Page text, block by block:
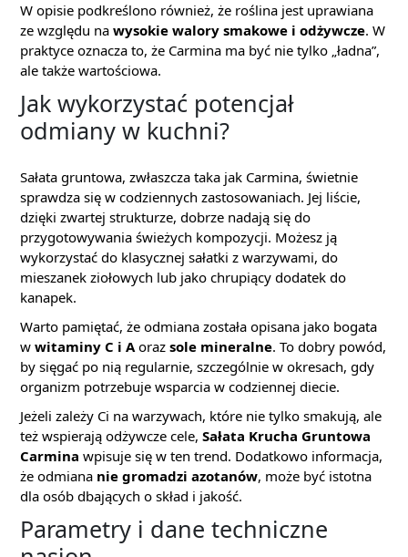
W opisie podkreślono również, że roślina jest uprawiana
ze względu na wysokie walory smakowe i odżywcze. W
praktyce oznacza to, że Carmina ma być nie tylko „ładna”,
ale także wartościowa.
Jak wykorzystać potencjał
odmiany w kuchni?
Sałata gruntowa, zwłaszcza taka jak Carmina, świetnie
sprawdza się w codziennych zastosowaniach. Jej liście,
dzięki zwartej strukturze, dobrze nadają się do
przygotowywania świeżych kompozycji. Możesz ją
wykorzystać do klasycznej sałatki z warzywami, do
mieszanek ziołowych lub jako chrupiący dodatek do
kanapek.
Warto pamiętać, że odmiana została opisana jako bogata
w witaminy C i Aoraz sole mineralne. To dobry powód,
by sięgać po nią regularnie, szczególnie w okresach, gdy
organizm potrzebuje wsparcia w codziennej diecie.
Jeżeli zależy Ci na warzywach, które nie tylko smakują, ale
też wspierają odżywcze cele, Sałata Krucha Gruntowa
Carmina wpisuje się w ten trend. Dodatkowo informacja,
że odmiana nie gromadzi azotanów, może być istotna
dla osób dbających o skład i jakość.
Parametry i dane techniczne